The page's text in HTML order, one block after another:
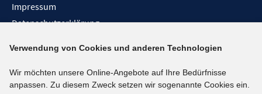
Impressum
Datenschutzerklärung
Barrieren melden
Social-Media-Kanäle
Verwendung von Cookies und anderen Technologien
Wir möchten unsere Online-Angebote auf Ihre Bedürfnisse
anpassen. Zu diesem Zweck setzen wir sogenannte Cookies ein.